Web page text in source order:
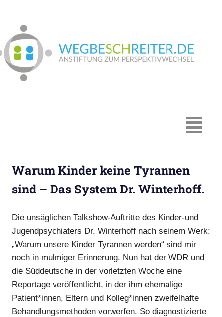
springen
Hypnosystemische
Beratung,
Mediation,
MENÜ
Warum Kinder keine Tyrannen
sind – Das System Dr. Winterhoff.
Die unsäglichen Talkshow-Auftritte des Kinder-und
Jugendpsychiaters Dr. Winterhoff nach seinem Werk:
„Warum unsere Kinder Tyrannen werden“ sind mir
noch in mulmiger Erinnerung. Nun hat der WDR und
die Süddeutsche in der vorletzten Woche eine
Reportage veröffentlicht, in der ihm ehemalige
Patient*innen, Eltern und Kolleg*innen zweifelhafte
Behandlungsmethoden vorwerfen. So diagnostizierte